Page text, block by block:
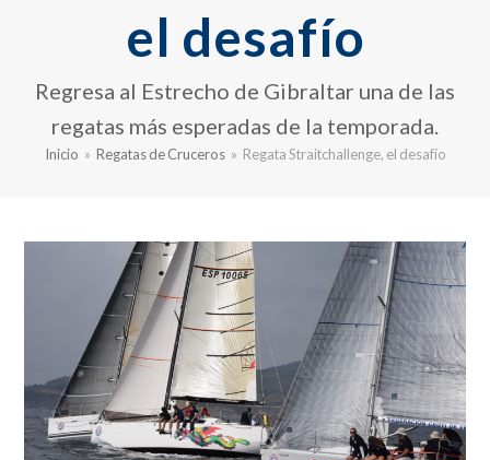
el desafío
Regresa al Estrecho de Gibraltar una de las
regatas más esperadas de la temporada.
Inicio » Regatas de Cruceros » Regata Straitchallenge, el desafío